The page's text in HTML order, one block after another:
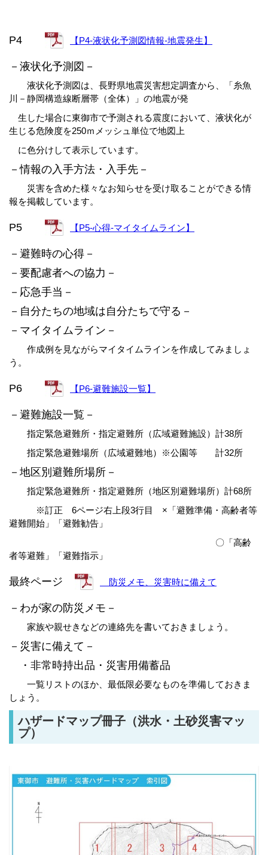
P4 【P4-液状化予測図情報-地震発生】
－液状化予測図－
液状化予測図は、長野県地震災害想定調査から、「糸魚
川－静岡構造線断層帯（全体）」の地震が発
生した場合に東御市で予測される震度において、液状化が
生じる危険度を250ｍメッシュ単位で地図上
に色分けして表示しています。
－情報の入手方法・入手先－
災害を含めた様々なお知らせを受け取ることができる情
報を掲載しています。
P5 【P5-心得-マイタイムライン】
－避難時の心得－
－要配慮者への協力－
－応急手当－
－自分たちの地域は自分たちで守る－
－マイタイムライン－
作成例を見ながらマイタイムラインを作成してみましょ
う。
P6 【P6-避難施設一覧】
－避難施設一覧－
指定緊急避難所・指定避難所（広域避難施設）計38所
指定緊急避難場所（広域避難地）※公園等 計32所
－ 地区別避難所場所－
指定緊急避難所・指定避難所（地区別避難場所）計68所
※訂正 6ページ右上段3行目 ×「避難準備・高齢者等
避難開始」「避難勧告」
〇「高齢
者等避難」「避難指示」
最終ページ 防災メモ、災害時に備えて
－わが家の防災メモ－
家族や親せきなどの連絡先を書いておきましょう。
－災害に備えて－
・非常時持出品・災害用備蓄品
一覧リストのほか、最低限必要なものを準備しておきま
しょう。
ハザードマップ冊子（洪水・土砂災害マッ
プ）